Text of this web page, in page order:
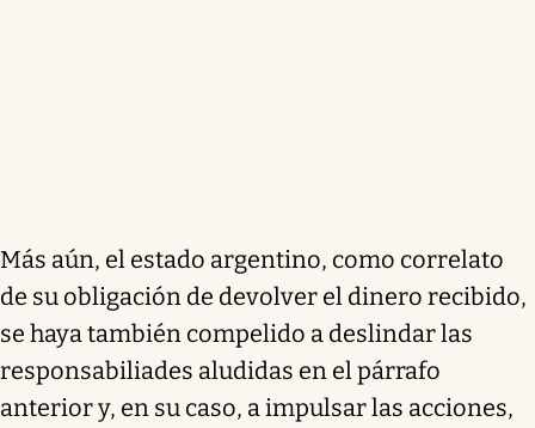
Más aún, el estado argentino, como correlato
de su obligación de devolver el dinero recibido,
se haya también compelido a deslindar las
responsabiliades aludidas en el párrafo
anterior y, en su caso, a impulsar las acciones,